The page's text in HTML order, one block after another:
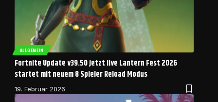
ALLGEMEIN
Fortnite Update v39.50 jetzt live Lantern Fest 2026
startet mit neuem 8 Spieler Reload Modus
19. Februar 2026